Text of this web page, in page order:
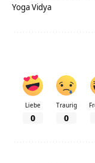
Yoga Vidya
Liebe
0
Traurig
0